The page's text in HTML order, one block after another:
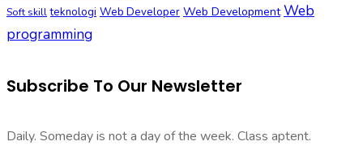
Soft skill teknologi Web Developer Web Development Web
programming
Subscribe To Our Newsletter
Daily. Someday is not a day of the week. Class aptent.